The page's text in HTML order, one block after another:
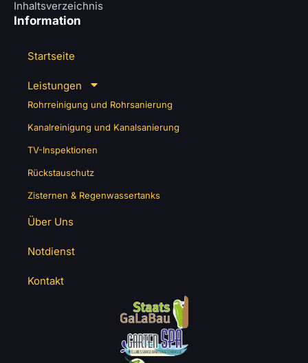
Inhaltsverzeichnis
Information
Startseite
Leistungen
Rohrreinigung und Rohrsanierung
Kanalreinigung und Kanalsanierung
TV-Inspektionen
Rückstauschutz
Zisternen & Regenwassertanks
Über Uns
Notdienst
Kontakt